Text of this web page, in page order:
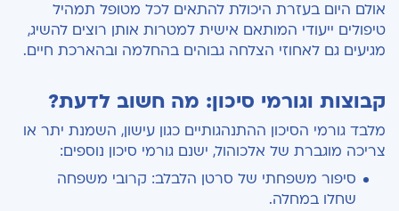
אולם היום בעזרת היכולת להתאים לכל מטופל תמהיל
טיפולים ייעודי המותאם אישית למטרות אותן רוצים להשיג,
מגיעים גם לאחוזי הצלחה גבוהים בהחלמה ובהארכת חיים.
קבוצות וגורמי סיכון: מה חשוב לדעת?
מלבד גורמי הסיכון ההתנהגותיים כגון עישון, השמנת יתר או
צריכה מוגברת של אלכוהול, ישנם גורמי סיכון נוספים:
סיפור משפחתי של סרטן הלבלב: קרובי משפחה
שחלו במחלה.